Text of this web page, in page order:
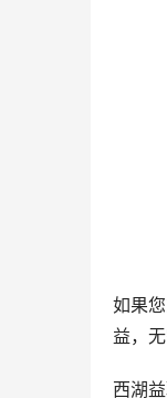
如果
益，
西湖